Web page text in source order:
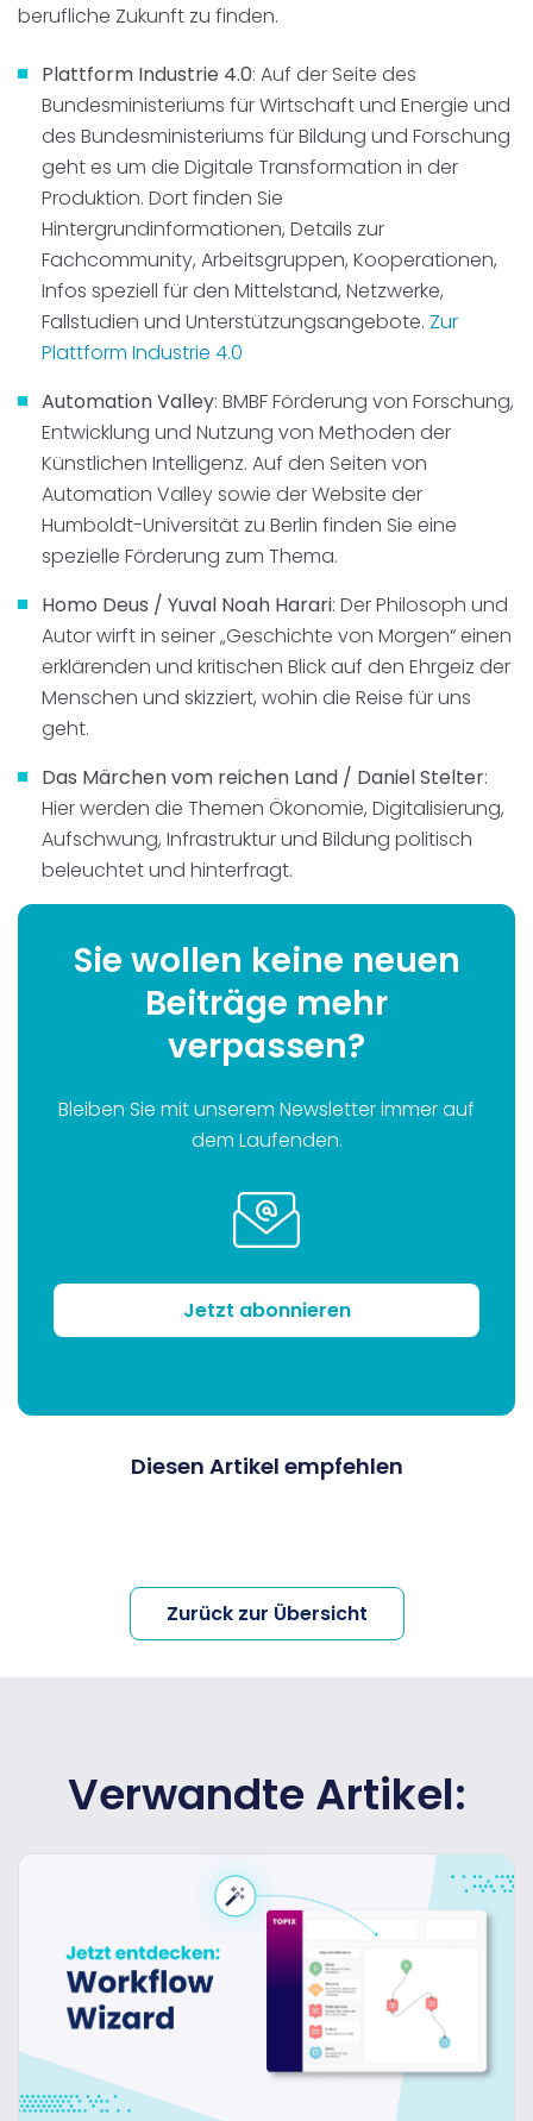
berufliche Zukunft zu finden.
Plattform Industrie 4.0: Auf der Seite des
Bundesministeriums für Wirtschaft und Energie und
des Bundesministeriums für Bildung und Forschung
geht es um die Digitale Transformation in der
Produktion. Dort finden Sie
Hintergrundinformationen, Details zur
Fachcommunity, Arbeitsgruppen, Kooperationen,
Infos speziell für den Mittelstand, Netzwerke,
Fallstudien und Unterstützungsangebote. Zur
Plattform Industrie 4.0
Automation Valley: BMBF Förderung von Forschung,
Entwicklung und Nutzung von Methoden der
Künstlichen Intelligenz. Auf den Seiten von
Automation Valley sowie der Website der
Humboldt-Universität zu Berlin finden Sie eine
spezielle Förderung zum Thema.
Homo Deus / Yuval Noah Harari: Der Philosoph und
Autor wirft in seiner „Geschichte von Morgen“ einen
erklärenden und kritischen Blick auf den Ehrgeiz der
Menschen und skizziert, wohin die Reise für uns
geht.
Das Märchen vom reichen Land / Daniel Stelter:
Hier werden die Themen Ökonomie, Digitalisierung,
Aufschwung, Infrastruktur und Bildung politisch
beleuchtet und hinterfragt.
Sie wollen keine neuen
Beiträge mehr
verpassen?
Bleiben Sie mit unserem Newsletter immer auf
dem Laufenden.
Jetzt abonnieren
Diesen Artikel empfehlen
Zurück zur Übersicht
Verwandte Artikel: